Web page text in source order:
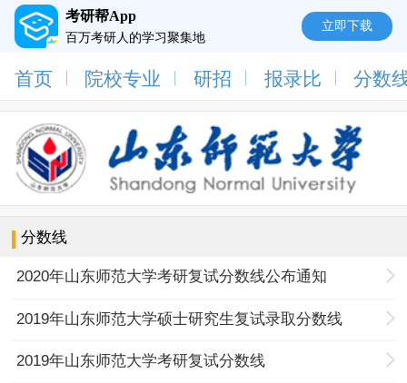
考研帮App
百万考研人的学习聚集地
立即下载
首页 院校专业 研招 报录比 分数
分数线
2020年山东师范大学考研复试分数线公布通知
2019年山东师范大学硕士研究生复试录取分数线
2019年山东师范大学考研复试分数线